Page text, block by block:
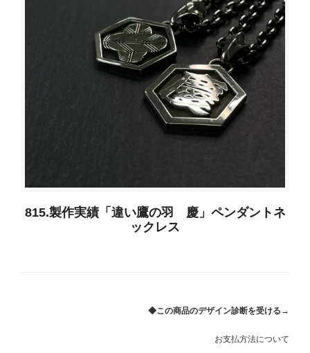
815.製作実績「違い鷹の羽 慶」ペンダントネ
ックレス
◆この商品のデザイン診断を受ける→
お支払方法について